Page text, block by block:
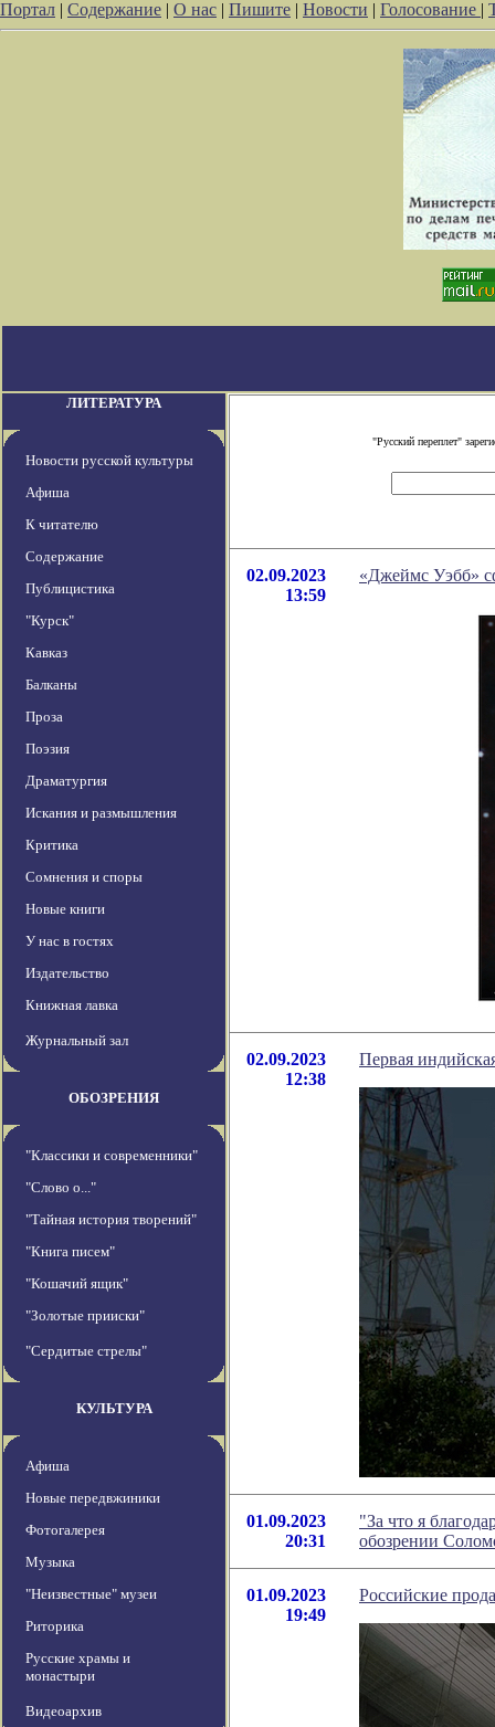
Портал | Содержание | О нас | Пишите | Новости | Голосование |
ЛИТЕРАТУРА
Новости русской культуры
Афиша
К читателю
Содержание
Публицистика
"Курск"
Кавказ
Балканы
Проза
Поэзия
Драматургия
Искания и размышления
Критика
Сомнения и споры
Новые книги
У нас в гостях
Издательство
Книжная лавка
Журнальный зал
ОБОЗРЕНИЯ
"Классики и современники"
"Слово о..."
"Тайная история творений"
"Книга писем"
"Кошачий ящик"
"Золотые прииски"
"Сердитые стрелы"
КУЛЬТУРА
Афиша
Новые передвжиники
Фотогалерея
Музыка
"Неизвестные" музеи
Риторика
Русские храмы и
монастыри
Видеоархив
"Русский переплет"
02.09.2023
13:59
«Джеймс Уэбб»
02.09.2023
12:38
Первая
01.09.2023
20:31
"За что я
обозрении
01.09.2023
19:49
Российские